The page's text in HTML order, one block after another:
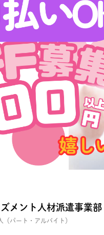
メント人材派遣事業部
パート・アルバイト）